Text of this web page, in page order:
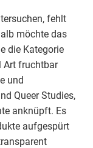
fehlt
möchte das
die Kategorie
Art fruchtbar
und
Queer Studies,
anknüpft. Es
aufgespürt